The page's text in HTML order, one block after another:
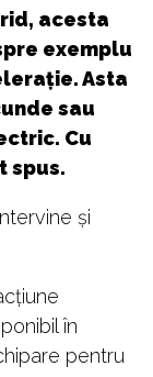
acesta
exemplu
Asta
sau
Cu
spus.
și
în
pentru